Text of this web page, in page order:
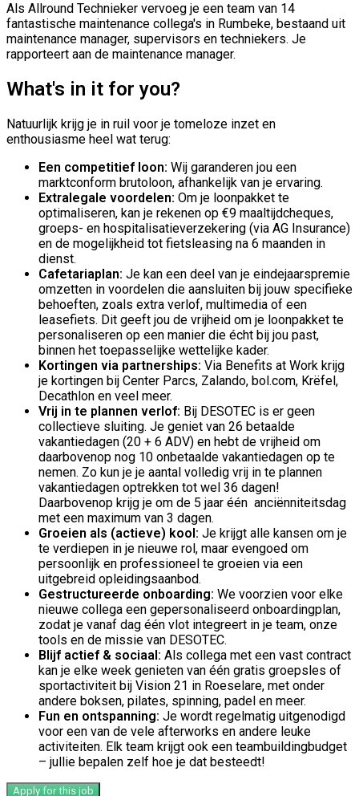
Als Allround Technieker vervoeg je een team van 14
fantastische maintenance collega's in Rumbeke, bestaand uit
maintenance manager, supervisors en techniekers. Je
rapporteert aan de maintenance manager.
What's in it for you?
Natuurlijk krijg je in ruil voor je tomeloze inzet en
enthousiasme heel wat terug:
Een competitief loon: Wij garanderen jou een
marktconform brutoloon, afhankelijk van je ervaring.
Extralegale voordelen: Om je loonpakket te
optimaliseren, kan je rekenen op €9 maaltijdcheques,
groeps- en hospitalisatieverzekering (via AG Insurance)
en de mogelijkheid tot fietsleasing na 6 maanden in
dienst.
Cafetariaplan: Je kan een deel van je eindejaarspremie
omzetten in voordelen die aansluiten bij jouw specifieke
behoeften, zoals extra verlof, multimedia of een
leasefiets. Dit geeft jou de vrijheid om je loonpakket te
personaliseren op een manier die écht bij jou past,
binnen het toepasselijke wettelijke kader.
Kortingen via partnerships: Via Benefits at Work krijg
je kortingen bij Center Parcs, Zalando, bol.com, Krëfel,
Decathlon en veel meer.
Vrij in te plannen verlof: Bij DESOTEC is er geen
collectieve sluiting. Je geniet van 26 betaalde
vakantiedagen (20 + 6 ADV) en hebt de vrijheid om
daarbovenop nog 10 onbetaalde vakantiedagen op te
nemen. Zo kun je je aantal volledig vrij in te plannen
vakantiedagen optrekken tot wel 36 dagen!
Daarbovenop krijg je om de 5 jaar één anciënniteitsdag
met een maximum van 3 dagen.
Groeien als (actieve) kool: Je krijgt alle kansen om je
te verdiepen in je nieuwe rol, maar evengoed om
persoonlijk en professioneel te groeien via een
uitgebreid opleidingsaanbod.
Gestructureerde onboarding: We voorzien voor elke
nieuwe collega een gepersonaliseerd onboardingplan,
zodat je vanaf dag één vlot integreert in je team, onze
tools en de missie van DESOTEC.
Blijf actief & sociaal: Als collega met een vast contract
kan je elke week genieten van één gratis groepsles of
sportactiviteit bij Vision 21 in Roeselare, met onder
andere boksen, pilates, spinning, padel en meer.
Fun en ontspanning: Je wordt regelmatig uitgenodigd
voor een van de vele afterworks en andere leuke
activiteiten. Elk team krijgt ook een teambuildingbudget
– jullie bepalen zelf hoe je dat besteedt!
Apply for this job